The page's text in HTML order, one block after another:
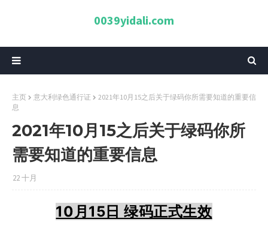
0039yidali.com
主页 意大利绿色通行证
2021年10月15之后关于绿码你所需要知道的重要信
息
2021年10月15之后关于绿码你所
需要知道的重要信息
22 十月
10月15日 绿码正式生效